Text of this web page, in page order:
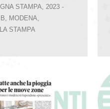
STAMPA
2023 -
MODENA
STAMPA